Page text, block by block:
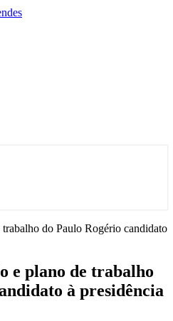
do Paulo Rogério candidato
e plano de trabalho
à presidência